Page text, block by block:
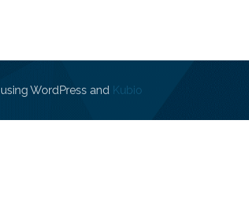
using WordPress and Kubio